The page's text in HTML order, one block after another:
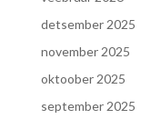
detsember 2025
november 2025
oktoober 2025
september 2025